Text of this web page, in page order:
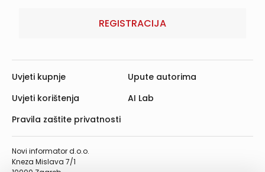
REGISTRACIJA
Novi informator d.o.o.
Kneza Mislava 7/1
Uvjeti kupnje
Uvjeti korištenja
Pravila zaštite privatnosti
Upute autorima
AI Lab